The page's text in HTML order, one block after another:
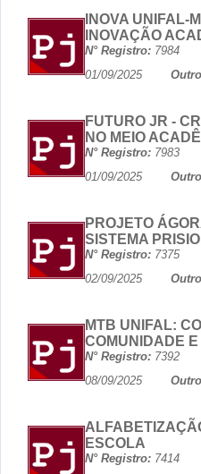
INOVA UNIFAL-
INOVAÇÃO
N° Registro: 7984
01/09/2025
FUTURO JR -
NO MEIO
N° Registro: 7983
01/09/2025
PROJETO
SISTEMA
N° Registro: 7375
02/09/2025
MTB UNIFAL:
COMUNIDADE
N° Registro: 7392
08/09/2025
ESCOLA
N° Registro: 7414